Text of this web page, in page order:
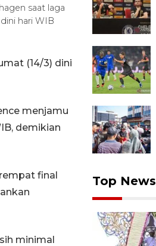
saat laga
hari WIB
(14/3) dini
menjamu
demikian
final
minimal
Top News